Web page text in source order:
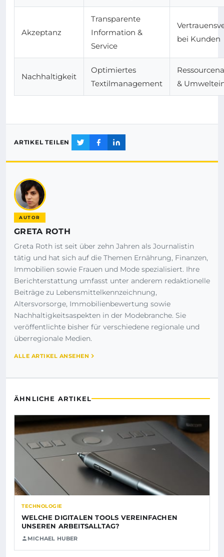
Akzeptanz
Transparente
Information &
Service
bei Kunden
Nachhaltigkeit
Optimiertes
Textilmanagement
&
ARTIKEL TEILEN
AUTOR
GRETA ROTH
Greta Roth ist seit über zehn Jahren als Journalistin
tätig und hat sich auf die Themen Ernährung, Finanzen,
Immobilien sowie Frauen und Mode spezialisiert. Ihre
Berichterstattung umfasst unter anderem redaktionelle
Beiträge zu Lebensmittelkennzeichnung,
Altersvorsorge, Immobilienbewertung sowie
Nachhaltigkeitsaspekten in der Modebranche. Sie
veröffentlichte bisher für verschiedene regionale und
überregionale Medien.
ALLE ARTIKEL ANSEHEN
ÄHNLICHE ARTIKEL
TECHNOLOGIE
WELCHE DIGITALEN TOOLS VEREINFACHEN
UNSEREN ARBEITSALLTAG?
MICHAEL HUBER